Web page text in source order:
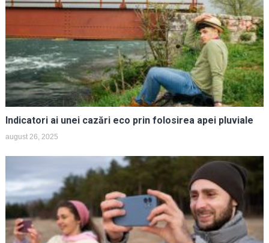
Indicatori ai unei cazări eco prin folosirea apei pluviale
august 26, 2025